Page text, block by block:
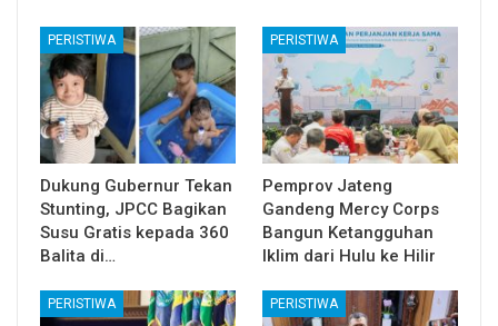
PERISTIWA
Dukung Gubernur Tekan
Stunting, JPCC Bagikan
Susu Gratis kepada 360
Balita di…
PERISTIWA
Pemprov Jateng
Gandeng Mercy Corps
Bangun Ketangguhan
Iklim dari Hulu ke Hilir
PERISTIWA PERISTIWA